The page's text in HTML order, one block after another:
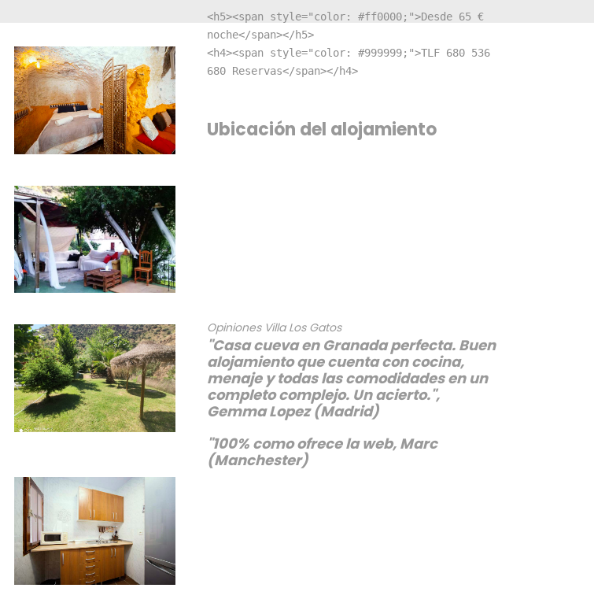
<h5><span style="color: #ff0000;">Desde 65 €
noche</span></h5>
<h4><span style="color: #999999;">TLF 680 536
680 Reservas</span></h4>
Ubicación del alojamiento
Opiniones Villa Los Gatos
"Casa cueva en Granada perfecta. Buen
alojamiento que cuenta con cocina,
menaje y todas las comodidades en un
completo complejo. Un acierto.",
Gemma Lopez (Madrid)
"100% como ofrece la web, Marc
(Manchester)